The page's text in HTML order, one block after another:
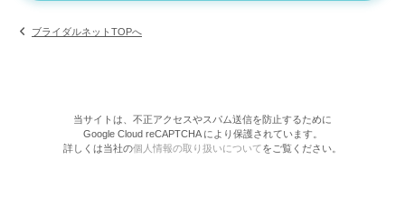
ブライダルネットTOPへ
当サイトは、不正アクセスやスパム送信を防止するために
Google Cloud reCAPTCHA により保護されています。
詳しくは当社の個人情報の取り扱いについてをご覧ください。